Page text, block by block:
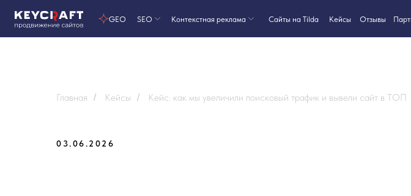
Контекстная реклама Отзывы
Сайты на Tilda
SEO
GEO Кейсы Партнерам Блог
Главная / Кейсы / Кейс: как мы увеличили поисковый трафик и вывели сайт в ТОП
03.06.2026